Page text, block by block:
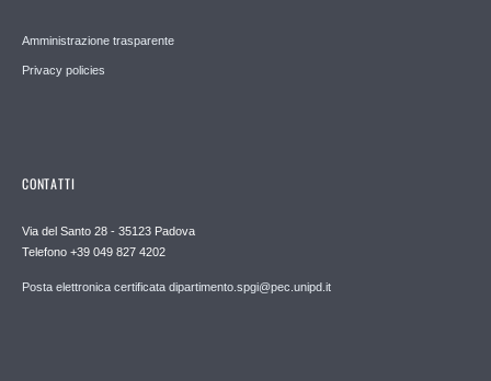
Amministrazione trasparente
Privacy policies
CONTATTI
Via del Santo 28 - 35123 Padova
Telefono +39 049 827 4202
Posta elettronica certificata dipartimento.spgi@pec.unipd.it